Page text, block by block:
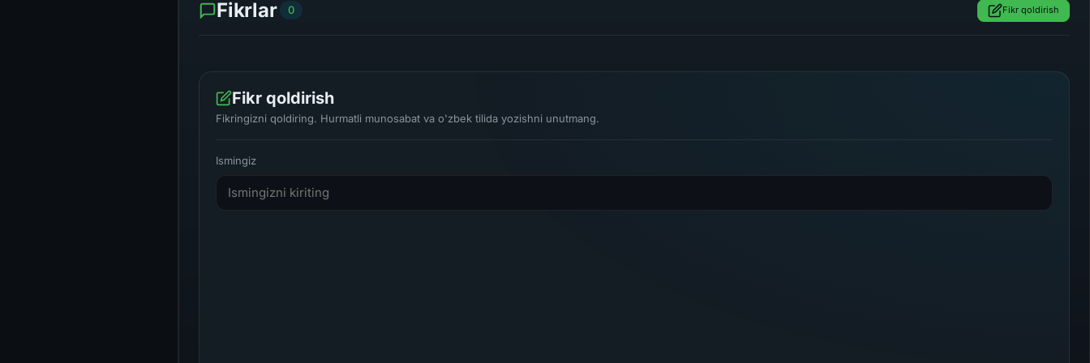
Fikrlar 0 Fikr qoldirish
Fikr qoldirish
Fikringizni qoldiring. Hurmatli munosabat va o'zbek tilida yozishni unutmang.
Ismingiz